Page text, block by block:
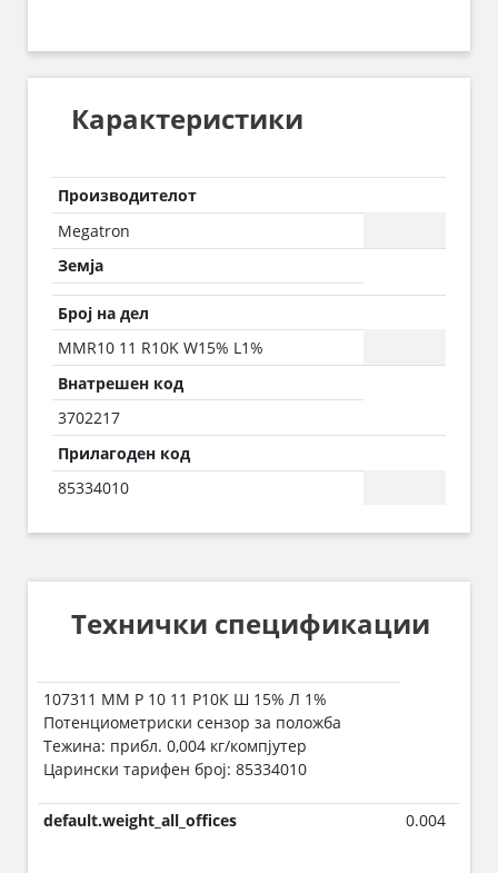
Карактеристики
Производителот
Megatron
Земја
Број на дел
MMR10 11 R10K W15% L1%
Внатрешен код
3702217
Прилагоден код
85334010
Технички спецификации
107311 ММ Р 10 11 Р10К Ш 15% Л 1%
Потенциометриски сензор за положба
Тежина: прибл. 0,004 кг/компјутер
Царински тарифен број: 85334010
default.weight_all_offices 0.004